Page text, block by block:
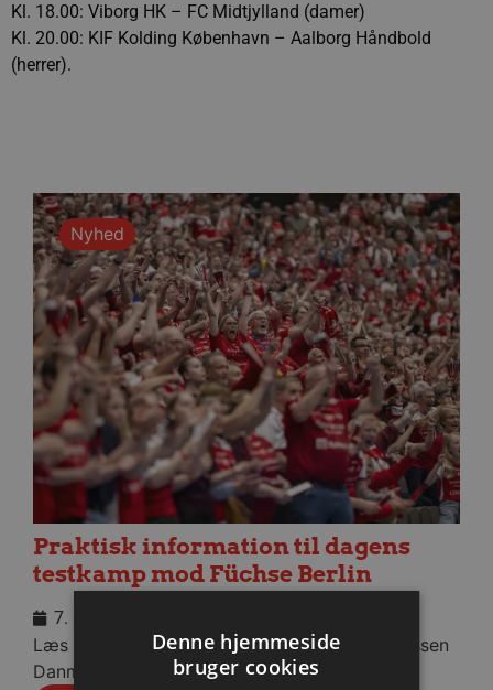
Kl. 18.00: Viborg HK – FC Midtjylland (damer)
Kl. 20.00: KIF Kolding København – Aalborg Håndbold
(herrer).
Nyhed
Praktisk information til dagens
testkamp mod Füchse Berlin
7. august 2026
Læs praktisk info til aftenens kamp i Sparekassen
Danmark Arena.
Denne hjemmeside
bruger cookies